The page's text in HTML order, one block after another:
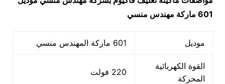
601 ماركة مهندس منسي
موديل 601 ماركة المهندس منسي
القوة الكهربائية
المحركة
220 فولت